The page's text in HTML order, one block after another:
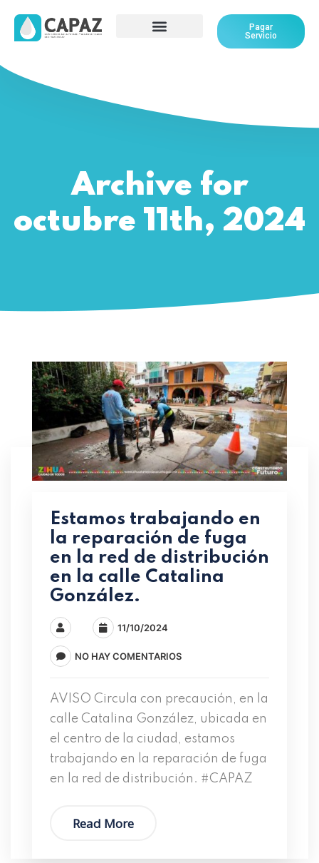
Pagar
Servicio
Archive for
octubre 11th, 2024
Estamos trabajando en
la reparación de fuga
en la red de distribución
en la calle Catalina
González.
11/10/2024
NO HAY COMENTARIOS
AVISO Circula con precaución, en la
calle Catalina González, ubicada en
el centro de la ciudad, estamos
trabajando en la reparación de fuga
en la red de distribución. #CAPAZ
Read More